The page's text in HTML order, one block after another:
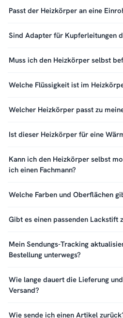
Passt der Heizkörper an eine
Sind Adapter für Kupferleitungen
Muss ich den Heizkörper selbst
Welche Flüssigkeit ist im
Welcher Heizkörper passt zu
Ist dieser Heizkörper für eine
Kann ich den Heizkörper selbst
ich einen Fachmann?
Welche Farben und Oberflächen
Gibt es einen passenden Lackstift
Mein Sendungs-Tracking
Bestellung unterwegs?
Wie lange dauert die Lieferung
Versand?
Wie sende ich einen Artikel